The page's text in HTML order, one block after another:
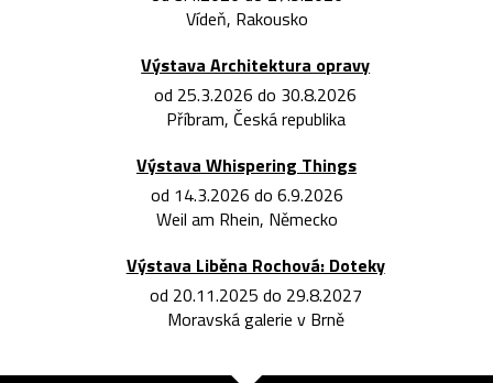
Vídeň, Rakousko
Výstava Architektura opravy
od 25.3.2026 do 30.8.2026
Příbram, Česká republika
Výstava Whispering Things
od 14.3.2026 do 6.9.2026
Weil am Rhein, Německo
Výstava Liběna Rochová: Doteky
od 20.11.2025 do 29.8.2027
Moravská galerie v Brně